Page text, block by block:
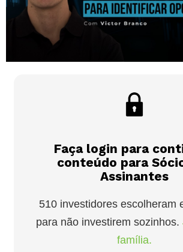
Faça login para
conteúdo para
Assinantes
510 investidores escolheram
para não investirem sozinhos.
família.